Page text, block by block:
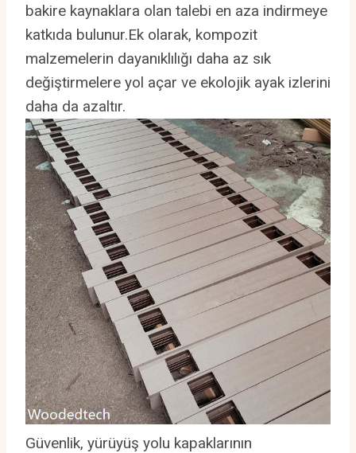
bakire kaynaklara olan talebi en aza indirmeye
katkıda bulunur.Ek olarak, kompozit
malzemelerin dayanıklılığı daha az sık
değiştirmelere yol açar ve ekolojik ayak izlerini
daha da azaltır.
Güvenlik, yürüyüş yolu kapaklarının